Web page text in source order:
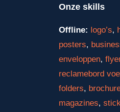
Onze skills
Offline: logo’s,
posters,
enveloppen,
reclamebord
folders,
magazines,